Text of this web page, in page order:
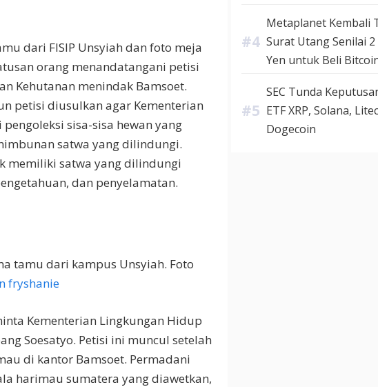
dari FISIP Unsyiah dan foto meja
orang menandatangani petisi
Kehutanan menindak Bamsoet.
petisi diusulkan agar Kementerian
sisa-sisa hewan yang
satwa yang dilindungi.
memiliki satwa yang dilindungi
dan penyelamatan.
tamu dari kampus Unsyiah. Foto
fryshanie
Kementerian Lingkungan Hidup
Soesatyo. Petisi ini muncul setelah
di kantor Bamsoet. Permadani
harimau sumatera yang diawetkan,
Metaplanet Kembali
Surat Utang Senilai
Yen untuk Beli
SEC Tunda
ETF XRP, Solana,
Dogecoin